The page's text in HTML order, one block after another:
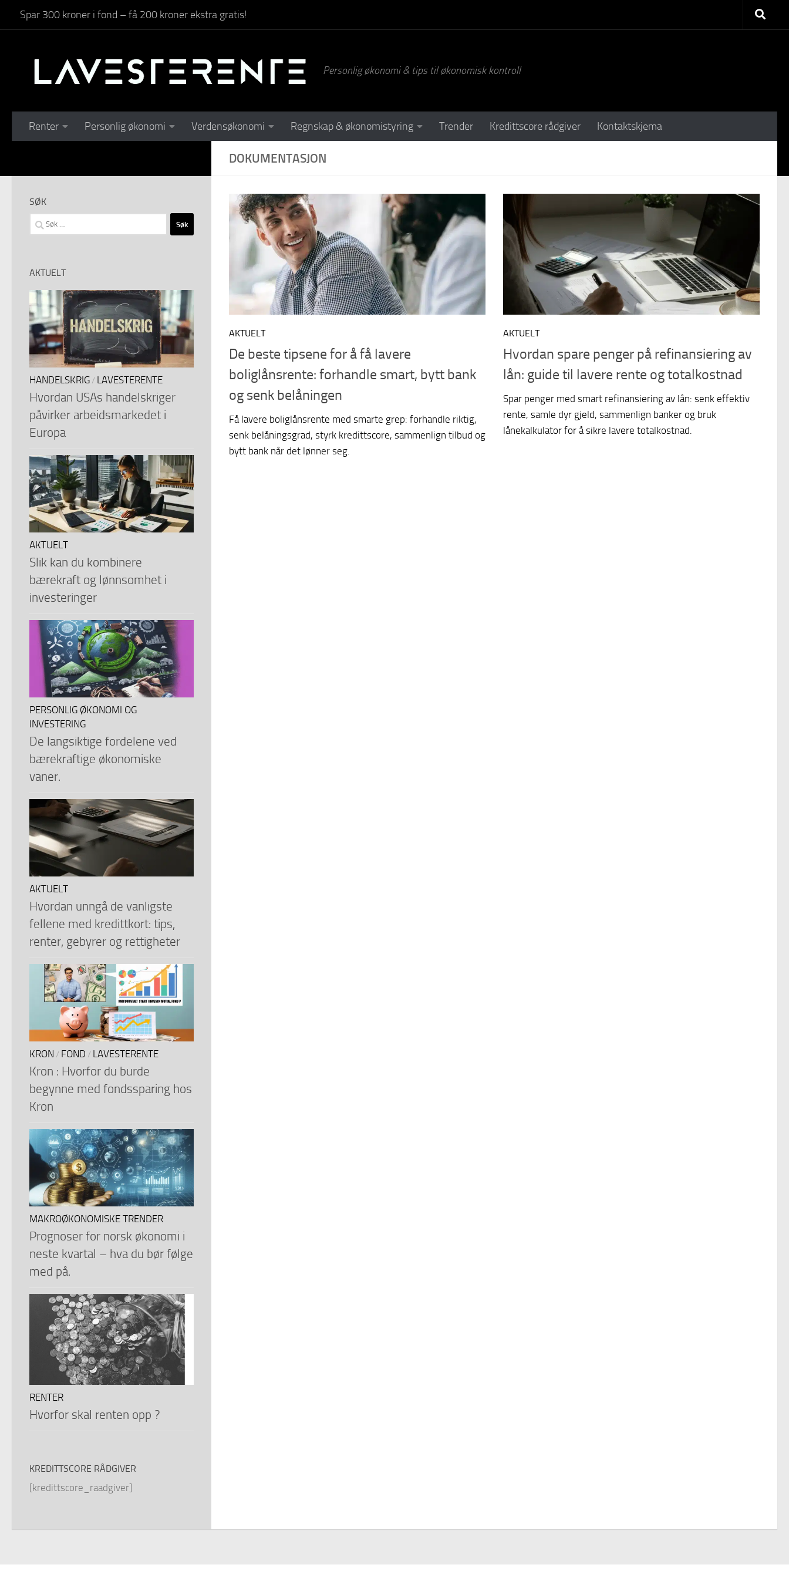
Skip to content
Spar 300 kroner i fond – få 200 kroner ekstra gratis!
Personlig økonomi & tips til økonomisk kontroll
Renter Personlig økonomi Verdensøkonomi Regnskap & økonomistyring Trender Kredittscore rådgiver Kontaktskjema
DOKUMENTASJON
AKTUELT
De beste tipsene for å få lavere
boliglånsrente: forhandle smart, bytt bank
og senk belåningen
Få lavere boliglånsrente med smarte grep: forhandle riktig,
senk belåningsgrad, styrk kredittscore, sammenlign tilbud og
bytt bank når det lønner seg.
AKTUELT
Hvordan spare penger på refinansiering av
lån: guide til lavere rente og totalkostnad
Spar penger med smart refinansiering av lån: senk effektiv
rente, samle dyr gjeld, sammenlign banker og bruk
lånekalkulator for å sikre lavere totalkostnad.
SØK
Søk
etter:
AKTUELT
HANDELSKRIG / LAVESTERENTE
Hvordan USAs handelskriger
påvirker arbeidsmarkedet i
Europa
AKTUELT
Slik kan du kombinere
bærekraft og lønnsomhet i
investeringer
PERSONLIG ØKONOMI OG
INVESTERING
De langsiktige fordelene ved
bærekraftige økonomiske
vaner.
AKTUELT
Hvordan unngå de vanligste
fellene med kredittkort: tips,
renter, gebyrer og rettigheter
KRON / FOND / LAVESTERENTE
Kron : Hvorfor du burde
begynne med fondssparing hos
Kron
MAKROØKONOMISKE TRENDER
Prognoser for norsk økonomi i
neste kvartal – hva du bør følge
med på.
RENTER
Hvorfor skal renten opp ?
KREDITTSCORE RÅDGIVER
[kredittscore_raadgiver]